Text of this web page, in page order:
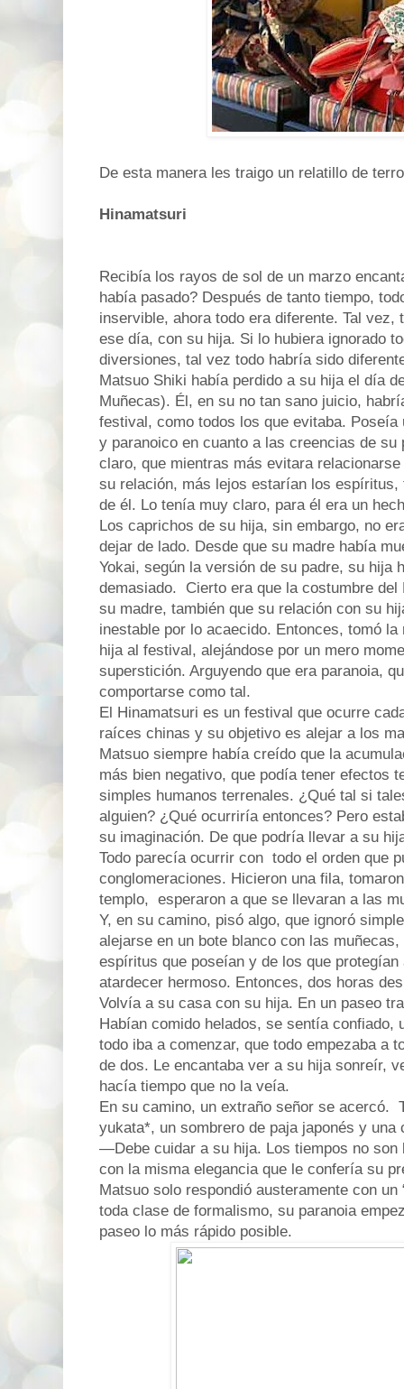
De esta manera les traigo un relatillo de
Hinamatsuri
Recibía los rayos de sol de un marzo
había pasado? Después de tanto tiempo,
inservible, ahora todo era diferente. Tal vez,
ese día, con su hija. Si lo hubiera ignorado
diversiones, tal vez todo habría sido
Matsuo Shiki había perdido a su hija el día
Muñecas). Él, en su no tan sano juicio,
festival, como todos los que evitaba.
y paranoico en cuanto a las creencias de
claro, que mientras más evitara
su relación, más lejos estarían los espíritus,
de él. Lo tenía muy claro, para él era un
Los caprichos de su hija, sin embargo, no
dejar de lado. Desde que su madre había
Yokai, según la versión de su padre, su hija
demasiado. Cierto era que la costumbre
su madre, también que su relación con su
inestable por lo acaecido. Entonces, tomó
hija al festival, alejándose por un mero
superstición. Arguyendo que era paranoia,
comportarse como tal.
El Hinamatsuri es un festival que ocurre
raíces chinas y su objetivo es alejar a los
Matsuo siempre había creído que la
más bien negativo, que podía tener efectos
simples humanos terrenales. ¿Qué tal si
alguien? ¿Qué ocurriría entonces? Pero
su imaginación. De que podría llevar a su
Todo parecía ocurrir con todo el orden que
conglomeraciones. Hicieron una fila,
templo, esperaron a que se llevaran a las
Y, en su camino, pisó algo, que ignoró
alejarse en un bote blanco con las
espíritus que poseían y de los que
atardecer hermoso. Entonces, dos horas
Volvía a su casa con su hija. En un paseo
Habían comido helados, se sentía confiado,
todo iba a comenzar, que todo empezaba a
de dos. Le encantaba ver a su hija sonreír,
hacía tiempo que no la veía.
En su camino, un extraño señor se acercó.
yukata*, un sombrero de paja japonés y una
—Debe cuidar a su hija. Los tiempos no
con la misma elegancia que le confería su
Matsuo solo respondió austeramente con un
toda clase de formalismo, su paranoia
paseo lo más rápido posible.